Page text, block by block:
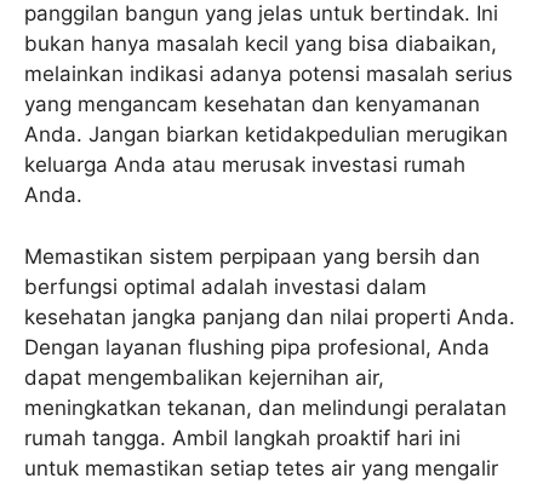
panggilan bangun yang jelas untuk bertindak. Ini
bukan hanya masalah kecil yang bisa diabaikan,
melainkan indikasi adanya potensi masalah serius
yang mengancam kesehatan dan kenyamanan
Anda. Jangan biarkan ketidakpedulian merugikan
keluarga Anda atau merusak investasi rumah
Anda.
Memastikan sistem perpipaan yang bersih dan
berfungsi optimal adalah investasi dalam
kesehatan jangka panjang dan nilai properti Anda.
Dengan layanan flushing pipa profesional, Anda
dapat mengembalikan kejernihan air,
meningkatkan tekanan, dan melindungi peralatan
rumah tangga. Ambil langkah proaktif hari ini
untuk memastikan setiap tetes air yang mengalir